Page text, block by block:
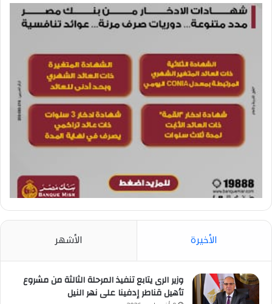
الأخيرة الأشهر
وزير الرى يتابع تنفيذ المرحلة الثالثة من مشروع
تأهيل قناطر إدفينا على نهر النيل